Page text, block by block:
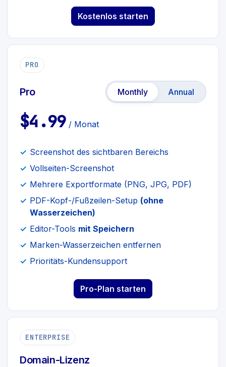
Kostenlos starten
PRO
Pro Monthly Annual
$4.99 / Monat
Screenshot des sichtbaren Bereichs
Vollseiten-Screenshot
Mehrere Exportformate (PNG, JPG, PDF)
PDF-Kopf-/Fußzeilen-Setup (ohne
Wasserzeichen)
Editor-Tools mit Speichern
Marken-Wasserzeichen entfernen
Prioritäts-Kundensupport
Pro-Plan starten
ENTERPRISE
Domain-Lizenz